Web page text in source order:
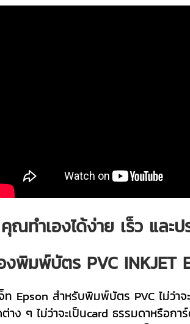
ทำเองได้ง่าย เร็ว และ
งพิมพ์บัตร PVC INKJET
Epson สำหรับพิมพ์บัตร PVC ไม่ว่
าง ๆ ไม่ว่าจะเป็นcard ธรรมดาหรือ